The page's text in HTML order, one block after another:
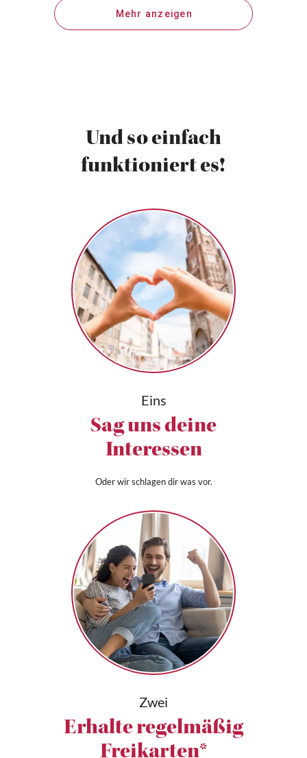
Mehr anzeigen
Und so einfach
funktioniert es!
Eins
Sag uns deine
Interessen
Oder wir schlagen dir was vor.
Zwei
Erhalte regelmäßig
Freikarten*